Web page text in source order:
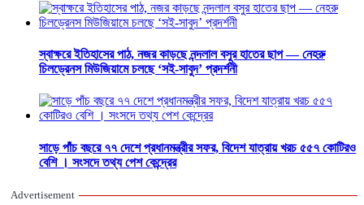
স্বাক্ষরে ইতিহাসের পাঠ, নজর কাড়ছে নন্দলাল বসুর হাতের ছাপ — নেহরু
চিলড্রেনস মিউজিয়ামে চলছে ‘সই-সাবুদ’ প্রদর্শনী
সাড়ে পাঁচ বছরে ৭৭ দেশে প্রধানমন্ত্রীর সফর, বিদেশ যাত্রায় খরচ ৫৫৭ কোটিরও
বেশি । সংসদে তথ্য পেশ কেন্দ্রের
Advertisement